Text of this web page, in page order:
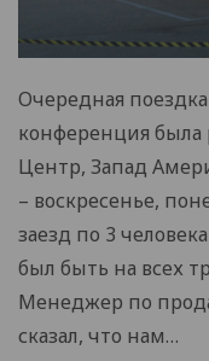
Очередная поездка
конференция была
Центр, Запад
– воскресенье,
заезд по 3
был быть на всех
Менеджер по
сказал, что нам…